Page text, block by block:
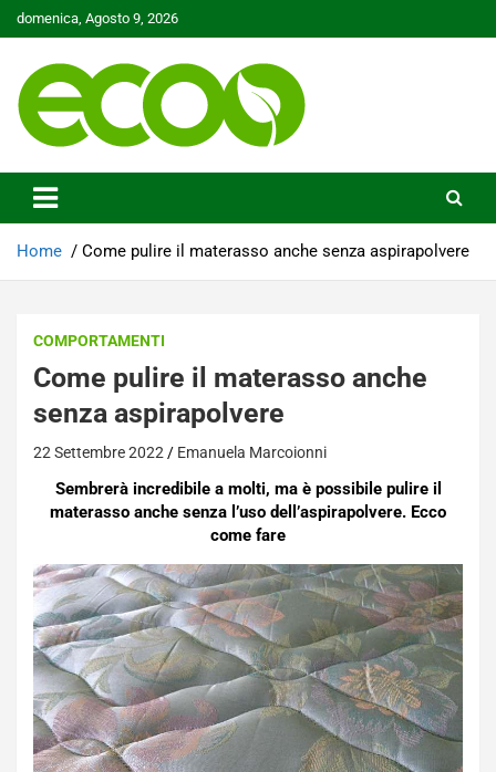
Skip
to
domenica, Agosto 9, 2026
Ecoo.it
Home Come pulire il materasso anche senza aspirapolvere
COMPORTAMENTI
Come pulire il materasso anche
senza aspirapolvere
22 Settembre 2022 Emanuela Marcoionni
Sembrerà incredibile a molti, ma è possibile pulire il
materasso anche senza l’uso dell’aspirapolvere. Ecco
come fare